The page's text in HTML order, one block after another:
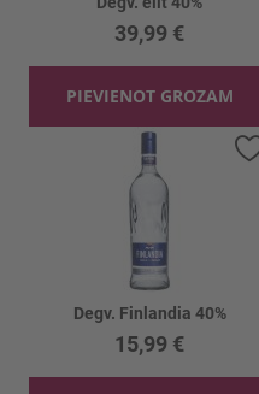
39,99 €
PIEVIENOT GROZAM
Degv. Finlandia 40%
15,99 €